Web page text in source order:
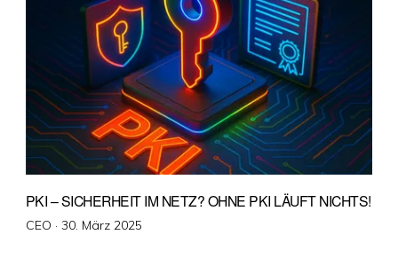
PKI – SICHERHEIT IM NETZ? OHNE PKI LÄUFT NICHTS!
CEO · Veröffentlicht
30. März 2025